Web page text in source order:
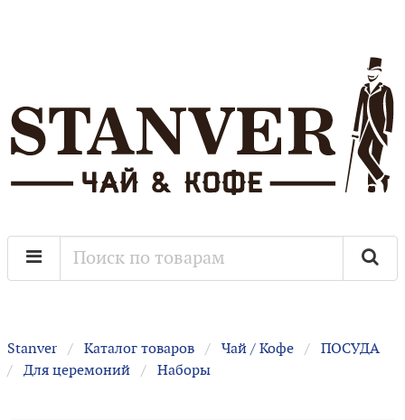
Stanver Каталог товаров Чай / Кофе
ПОСУДА
Для церемоний
Наборы